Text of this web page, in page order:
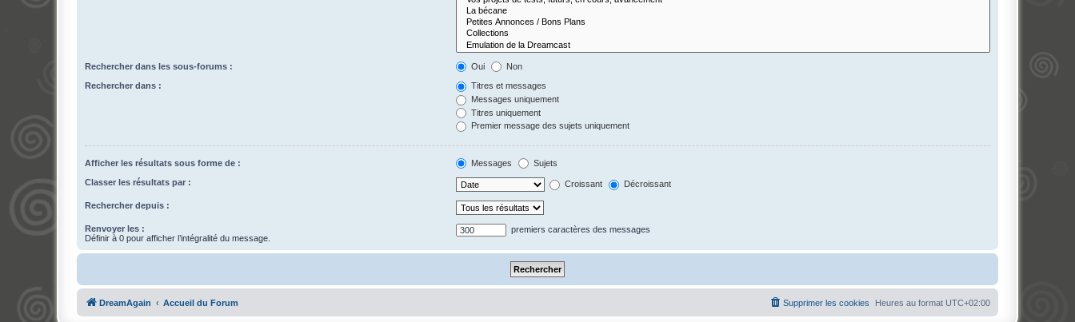
Rechercher dans les sous-forums : Oui Non
Rechercher dans :
Titres et messages
Messages uniquement
Titres uniquement
Premier message des sujets uniquement
Afficher les résultats sous forme de : Messages Sujets
Classer les résultats par : Croissant Décroissant
Rechercher depuis :
Renvoyer les :
Définir à 0 pour afficher l’intégralité du message.
premiers caractères des messages
DreamAgain Accueil du Forum Heures au format UTC+02:00
Supprimer les cookies